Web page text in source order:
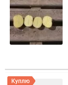
Куплю